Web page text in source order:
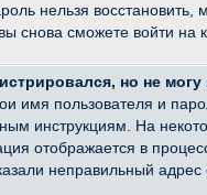
нельзя
снова сможете войти на
но не могу
имя пользователя и
инструкциям. На
отображается в
неправильный